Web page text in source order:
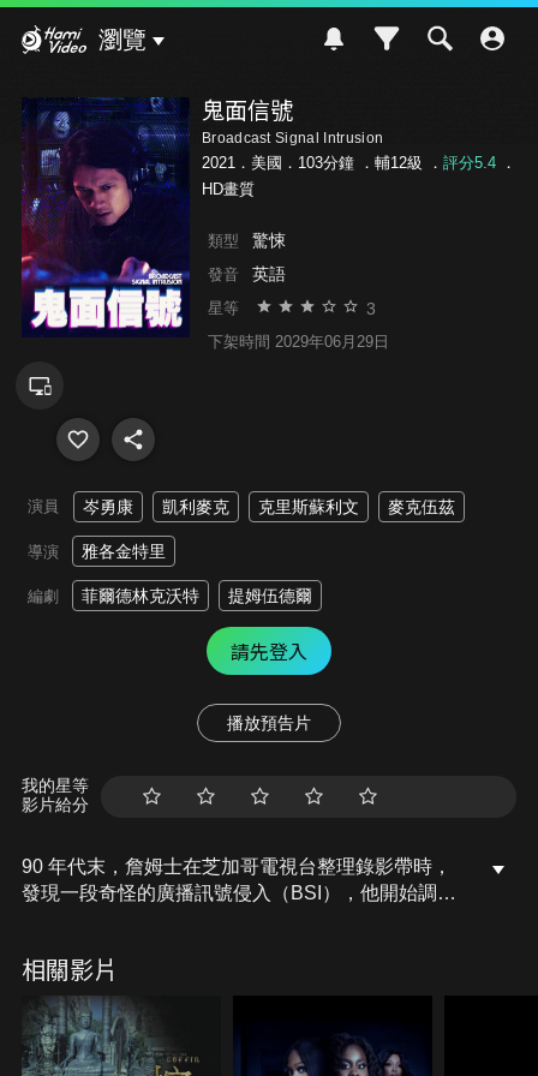
瀏覽
鬼面信號
Broadcast Signal Intrusion
2021．美國．103分鐘 ． 輔12級 ． 評分5.4．
HD畫質
類型 驚悚
發音 英語
星等 3
下架時間 2029年06月29日
演員 岑勇康 凱利麥克 克里斯蘇利文 麥克伍茲
導演 雅各金特里
編劇 菲爾德林克沃特 提姆伍德爾
請先登入
播放預告片
我的星等
影片給分
90 年代末，詹姆士在芝加哥電視台整理錄影帶時，
發現一段奇怪的廣播訊號侵入（BSI），他開始調查
訊號可能與多名女性失蹤案件有關，其中還包含他的
妻子漢娜在內…。
相關影片